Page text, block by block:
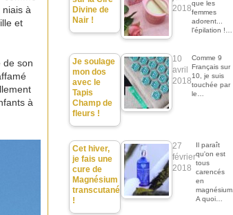
à
et
de son
à
Divine de
Nair !
2018
que les
femmes
adorent...
l'épilation !…
Je soulage
mon dos
avec le
Tapis
Champ de
fleurs !
10
avril
2018
Comme 9
Français sur
10, je suis
touchée par
le…
Cet hiver,
je fais une
cure de
Magnésium
transcutané
!
27
février
2018
Il paraît
qu'on est
tous
carencés
en
magnésium.
A quoi…